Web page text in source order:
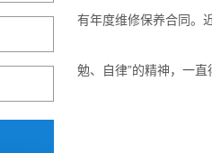
有年度维修保养合同。
勉、自律”的精神，一直